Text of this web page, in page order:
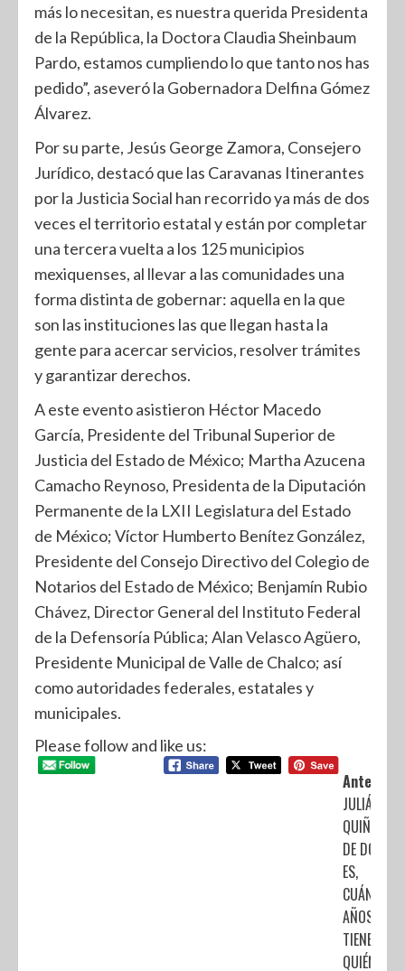
más lo necesitan, es nuestra querida Presidenta
de la República, la Doctora Claudia Sheinbaum
Pardo, estamos cumpliendo lo que tanto nos has
pedido”, aseveró la Gobernadora Delfina Gómez
Álvarez.
Por su parte, Jesús George Zamora, Consejero
Jurídico, destacó que las Caravanas Itinerantes
por la Justicia Social han recorrido ya más de dos
veces el territorio estatal y están por completar
una tercera vuelta a los 125 municipios
mexiquenses, al llevar a las comunidades una
forma distinta de gobernar: aquella en la que
son las instituciones las que llegan hasta la
gente para acercar servicios, resolver trámites
y garantizar derechos.
A este evento asistieron Héctor Macedo
García, Presidente del Tribunal Superior de
Justicia del Estado de México; Martha Azucena
Camacho Reynoso, Presidenta de la Diputación
Permanente de la LXII Legislatura del Estado
de México; Víctor Humberto Benítez González,
Presidente del Consejo Directivo del Colegio de
Notarios del Estado de México; Benjamín Rubio
Chávez, Director General del Instituto Federal
de la Defensoría Pública; Alan Velasco Agüero,
Presidente Municipal de Valle de Chalco; así
como autoridades federales, estatales y
municipales.
Please follow and like us:
Anterior:
JULIÁN
QUIÑONES:
DE DÓNDE
ES,
CUÁNTOS
AÑOS
TIENE Y
QUIÉN ES